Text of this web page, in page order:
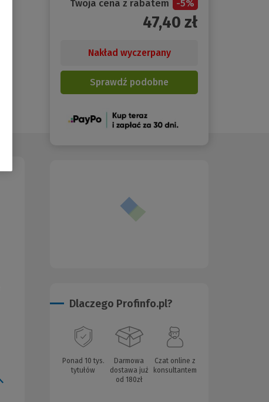
Twoja cena z rabatem -5%
47,40 zł
Nakład wyczerpany
Sprawdź podobne
(Nowe
Dlaczego Profinfo.pl?
Ponad 10 tys.
tytułów
Darmowa
dostawa już
od 180zł
Czat online z
konsultantem